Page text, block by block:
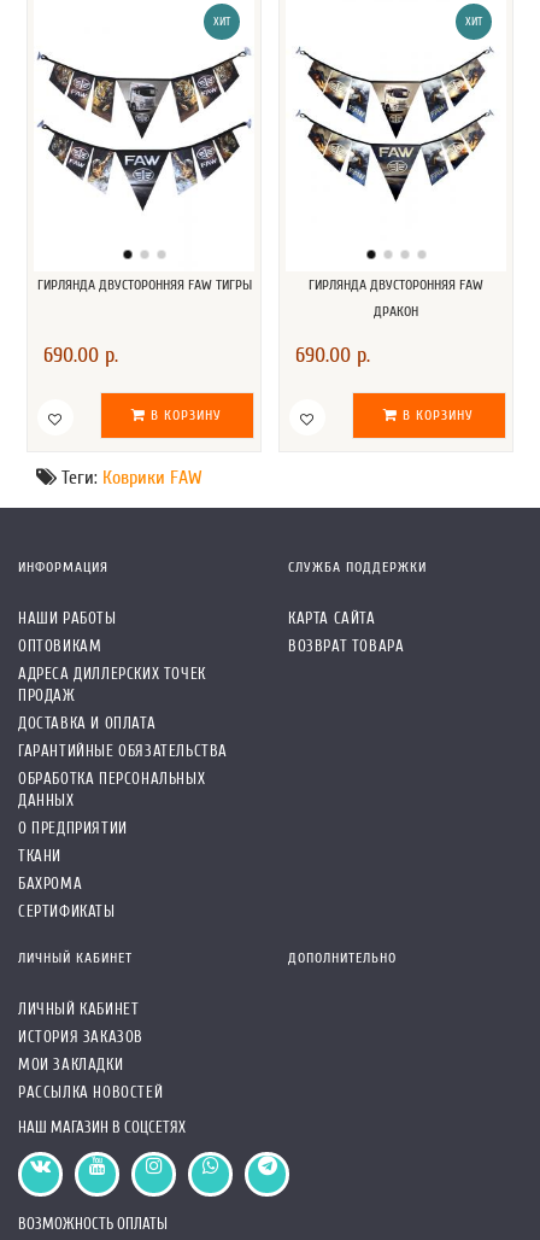
ХИТ
ГИРЛЯНДА ДВУСТОРОННЯЯ FAW ТИГРЫ
690.00 р.
В КОРЗИНУ
ХИТ
ГИРЛЯНДА ДВУСТОРОННЯЯ FAW
ДРАКОН
690.00 р.
В КОРЗИНУ
Теги: Коврики FAW
ИНФОРМАЦИЯ
НАШИ РАБОТЫ
ОПТОВИКАМ
АДРЕСА ДИЛЛЕРСКИХ ТОЧЕК
ПРОДАЖ
ДОСТАВКА И ОПЛАТА
ГАРАНТИЙНЫЕ ОБЯЗАТЕЛЬСТВА
ОБРАБОТКА ПЕРСОНАЛЬНЫХ
ДАННЫХ
О ПРЕДПРИЯТИИ
ТКАНИ
БАХРОМА
СЕРТИФИКАТЫ
СЛУЖБА ПОДДЕРЖКИ
КАРТА САЙТА
ВОЗВРАТ ТОВАРА
ЛИЧНЫЙ КАБИНЕТ
ЛИЧНЫЙ КАБИНЕТ
ИСТОРИЯ ЗАКАЗОВ
МОИ ЗАКЛАДКИ
РАССЫЛКА НОВОСТЕЙ
ДОПОЛНИТЕЛЬНО
НАШ МАГАЗИН В СОЦСЕТЯХ
ВОЗМОЖНОСТЬ ОПЛАТЫ